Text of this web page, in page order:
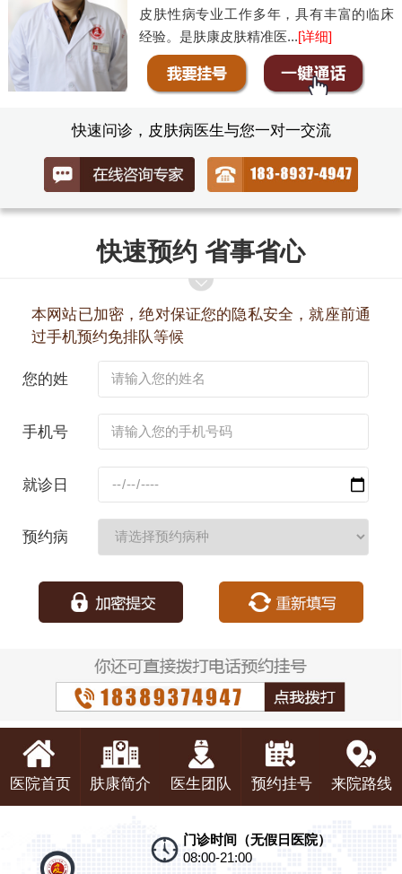
皮肤性病专业工作多年，具有丰富的临床
经验。是肤康皮肤精准医...[详细]
快速问诊，皮肤病医生与您一对一交流
快速预约 省事省心
本网站已加密，绝对保证您的隐私安全，就座前通
过手机预约免排队等候
您的姓
手机号
就诊日
预约病
医院首页 肤康简介 医生团队 预约挂号 来院路线
门诊时间（无假日医院）
08:00-21:00